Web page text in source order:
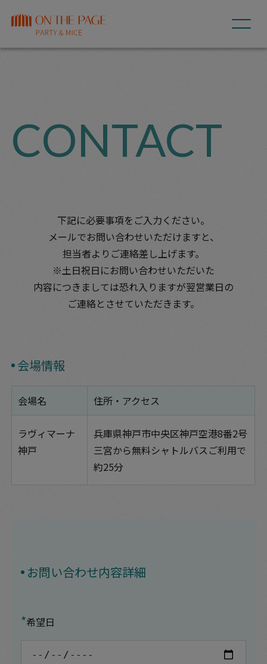
CONTACT
下記に必要事項をご入力ください。
メールでお問い合わせいただけますと、
担当者よりご連絡差し上げます。
※土日祝日にお問い合わせいただいた
内容につきましては恐れ入りますが翌営業日の
ご連絡とさせていただきます。
会場情報
会場名 住所・アクセス
ラヴィマーナ
神戸
兵庫県神戸市中央区神戸空港8番2号
三宮から無料シャトルバスご利用で
約25分
お問い合わせ内容詳細
*希望日